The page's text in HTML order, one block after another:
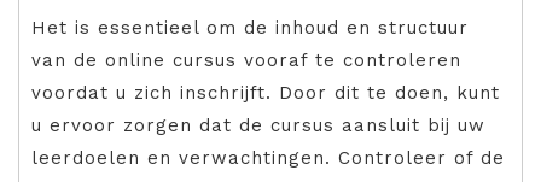
Het is essentieel om de inhoud en structuur
van de online cursus vooraf te controleren
voordat u zich inschrijft. Door dit te doen, kunt
u ervoor zorgen dat de cursus aansluit bij uw
leerdoelen en verwachtingen. Controleer of de